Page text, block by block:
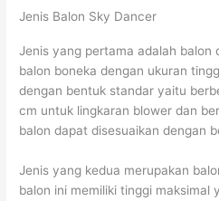
Jenis Balon Sky Dancer
Jenis yang pertama adalah balon
balon boneka dengan ukuran
dengan bentuk standar yaitu
cm untuk lingkaran blower dan
balon dapat disesuaikan dengan
Jenis yang kedua merupakan
balon ini memiliki tinggi maksimal